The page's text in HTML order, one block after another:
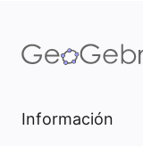
Información